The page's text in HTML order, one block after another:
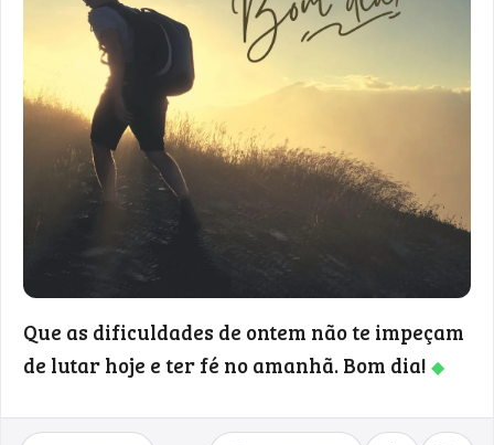
Que as dificuldades de ontem não te impeçam
de lutar hoje e ter fé no amanhã. Bom dia! ◆